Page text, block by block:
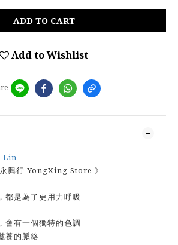
ADD TO CART
Add to Wishlist
Lin
興行 YongXing Store 》
都是為了更用力呼吸
會有一個獨特的色調
養的脈絡